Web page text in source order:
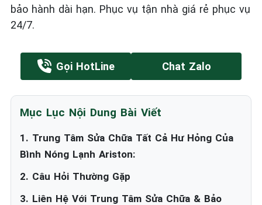
bảo hành dài hạn. Phục vụ tận nhà giá rẻ phục vụ
24/7.
Gọi HotLine Chat Zalo
Mục Lục Nội Dung Bài Viết
1. Trung Tâm Sửa Chữa Tất Cả Hư Hỏng Của
Bình Nóng Lạnh Ariston:
2. Câu Hỏi Thường Gặp
3. Liên Hệ Với Trung Tâm Sửa Chữa & Bảo